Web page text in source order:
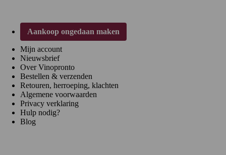
Aankoop ongedaan maken
Mijn account
Nieuwsbrief
Over Vinopronto
Bestellen & verzenden
Retouren, herroeping, klachten
Algemene voorwaarden
Privacy verklaring
Hulp nodig?
Blog